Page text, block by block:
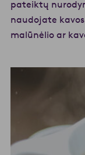
pateiktų
naudojate
malūnėlio ar